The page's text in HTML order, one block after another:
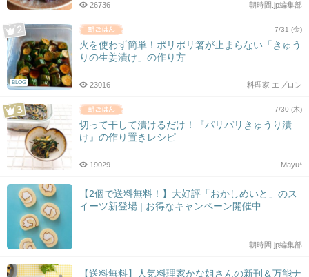
朝時間.jp編集部
26736
BLOG
7/31 (金)
火を使わず簡単！ポリポリ箸が止まらない「きゅう
りの生姜漬け」の作り方
料理家 エプロン
23016
7/30 (木)
切って干して漬けるだけ！『パリパリきゅうり漬
け』の作り置きレシピ
Mayu*
19029
【2個で送料無料！】大好評「おかしめいと」のス
イーツ新登場 | お得なキャンペーン開催中
朝時間.jp編集部
【送料無料】人気料理家かな姐さんの新刊＆万能ナ